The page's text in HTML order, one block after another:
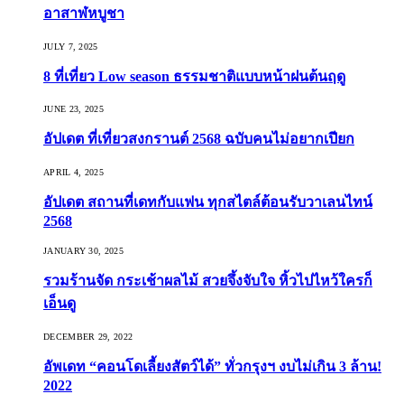
อาสาฬหบูชา
JULY 7, 2025
8 ที่เที่ยว Low season ธรรมชาติแบบหน้าฝนต้นฤดู️
JUNE 23, 2025
อัปเดต ที่เที่ยวสงกรานต์ 2568 ฉบับคนไม่อยากเปียก
APRIL 4, 2025
อัปเดต สถานที่เดทกับแฟน ทุกสไตล์ต้อนรับวาเลนไทน์
2568
JANUARY 30, 2025
รวมร้านจัด กระเช้าผลไม้ สวยจึ้งจับใจ หิ้วไปไหว้ใครก็
เอ็นดู
DECEMBER 29, 2022
อัพเดท “คอนโดเลี้ยงสัตว์ได้” ทั่วกรุงฯ งบไม่เกิน 3 ล้าน!
2022